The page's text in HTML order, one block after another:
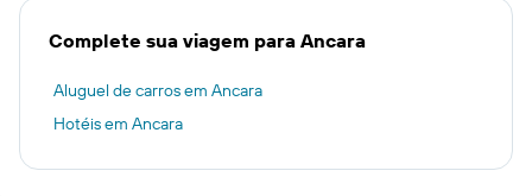
Complete sua viagem para Ancara
Aluguel de carros em Ancara
Hotéis em Ancara